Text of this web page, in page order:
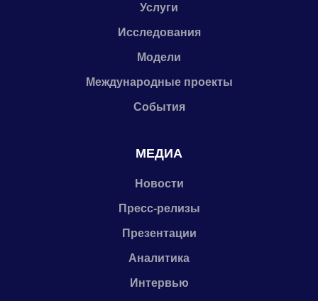
Услуги
Исследования
Модели
Международные проекты
События
МЕДИА
Новости
Пресс-релизы
Презентации
Аналитика
Интервью